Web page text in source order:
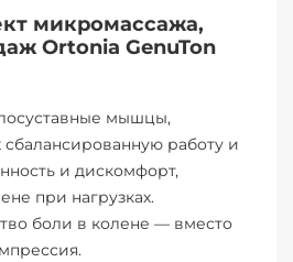
микромассажа,
Ortonia GenuTon
мышцы,
сбалансированную работу и
и дискомфорт,
при нагрузках.
боли в колене — вместо